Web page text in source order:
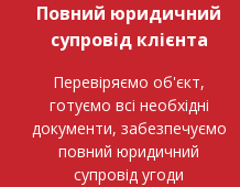
Повний юридичний
супровід клієнта
Перевіряємо об'єкт,
готуємо всі необхідні
документи, забезпечуємо
повний юридичний
супровід угоди